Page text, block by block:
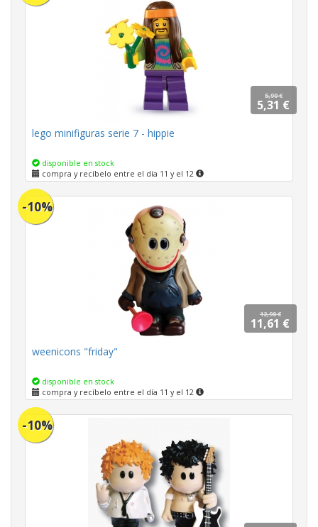
5,90 €
5,31 €
lego minifiguras serie 7 - hippie
disponible en stock
compra y recíbelo entre el día 11 y el 12
-10%
12,90 €
11,61 €
weenicons "friday"
disponible en stock
compra y recíbelo entre el día 11 y el 12
-10%